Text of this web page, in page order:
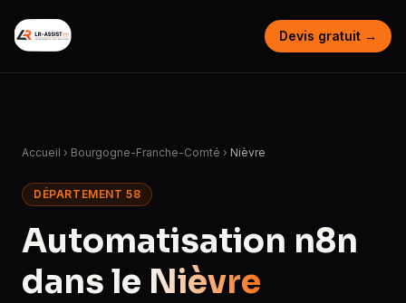
Devis gratuit →
Accueil › Bourgogne-Franche-Comté › Nièvre
DÉPARTEMENT 58
Automatisation n8n
dans le Nièvre